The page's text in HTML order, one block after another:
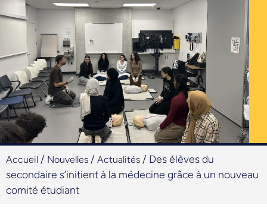
Accueil / Nouvelles / Actualités / Des élèves du
secondaire s’initient à la médecine grâce à un nouveau
comité étudiant